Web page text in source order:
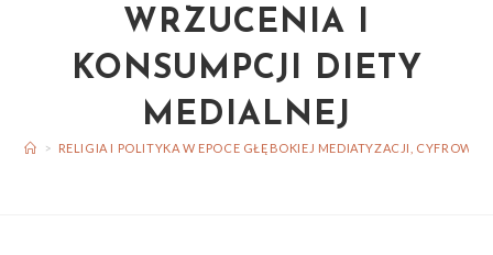
WRZUCENIA I
KONSUMPCJI DIETY
MEDIALNEJ
> RELIGIA I POLITYKA W EPOCE GŁĘBOKIEJ MEDIATYZACJI,